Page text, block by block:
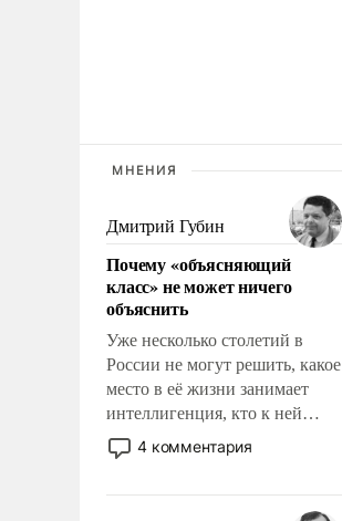
МНЕНИЯ
Дмитрий Губин
Почему «объясняющий
класс» не может ничего
объяснить
Уже несколько столетий в
России не могут решить, какое
место в её жизни занимает
интеллигенция, кто к ней
принадлежит, а кого из неё
исключили с правом
чем она отличается от просто
4 комментария